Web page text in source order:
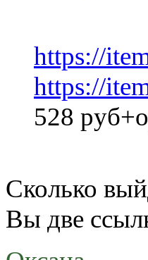
https://
https://
528
Сколько
Вы две